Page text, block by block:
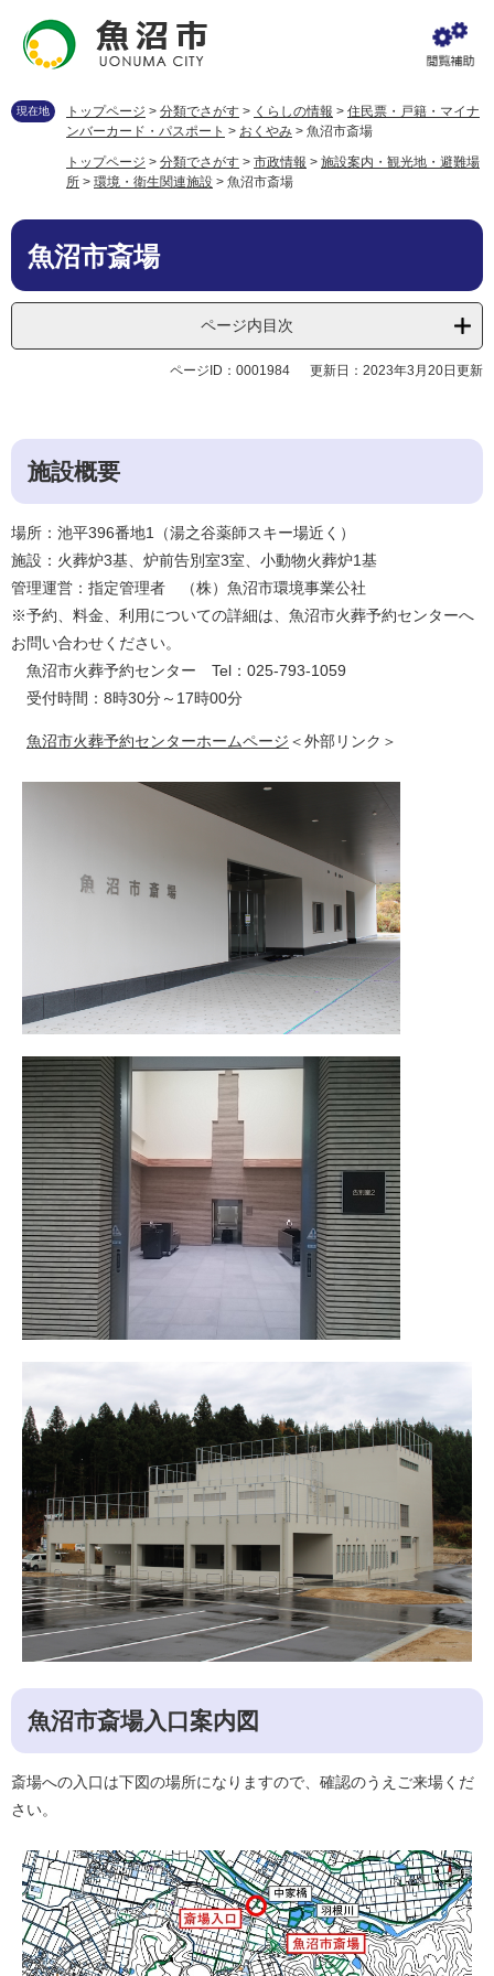
先
を
本
現在地 トップページ > 分類でさがす > くらしの情報 > 住民票・戸籍・マイナ
ンバーカード・パスポート > おくやみ > 魚沼市斎場
トップページ > 分類でさがす > 市政情報 > 施設案内・観光地・避難場
所 > 環境・衛生関連施設 > 魚沼市斎場
本
魚沼市斎場
ページ内目次
ページID：0001984 更新日：2023年3月20日更新
施設概要
場所：池平396番地1（湯之谷薬師スキー場近く）
施設：火葬炉3基、炉前告別室3室、小動物火葬炉1基
管理運営：指定管理者 （株）魚沼市環境事業公社
※予約、料金、利用についての詳細は、魚沼市火葬予約センターへ
お問い合わせください。
魚沼市火葬予約センター Tel：025-793-1059
受付時間：8時30分～17時00分
魚沼市火葬予約センターホームページ ＜外部リンク＞
魚沼市斎場入口案内図
斎場への入口は下図の場所になりますので、確認のうえご来場くだ
さい。